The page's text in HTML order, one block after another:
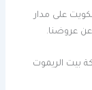
على مدار
عروضنا.
بيت الريموت